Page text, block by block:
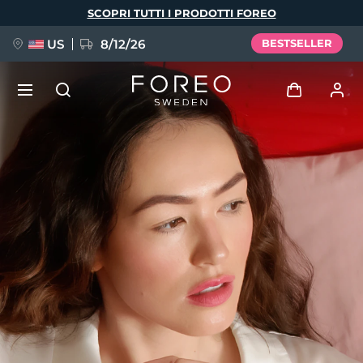
SCOPRI TUTTI I PRODOTTI FOREO
US 8/12/26 BESTSELLER
Accedi
Profilo utente
I miei dispositivi
I miei ordini
I miei indirizzi
I miei abbonamenti
FAQ™ Pure Beauty-Tech Elixir
BREAKING NEWS
issa™ Teeth Whitening Set
Lingua
English Deutsch
Español
Français
Português
Polski
Svenska
Русский
Türkçe
简体中文 繁體中文